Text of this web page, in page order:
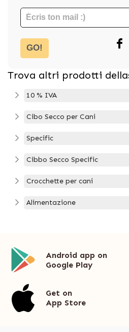
GO!
Trova altri prodotti della
10 % IVA
Cibo Secco per Cani
Specific
Cibbo Secco Specific
Crocchette per cani
Alimentazione
Android app on
Google Play
Get on
App Store